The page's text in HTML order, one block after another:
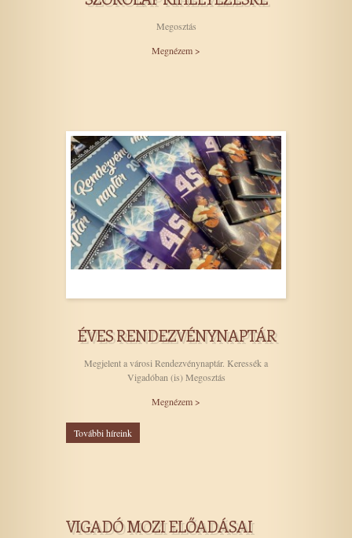
Megosztás
Megnézem >
ÉVES RENDEZVÉNYNAPTÁR
Megjelent a városi Rendezvénynaptár. Keressék a
Vigadóban (is) Megosztás
Megnézem >
További híreink
VIGADÓ MOZI ELŐADÁSAI